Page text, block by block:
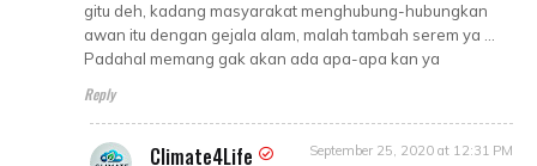
gitu deh, kadang masyarakat menghubung-hubungkan
awan itu dengan gejala alam, malah tambah serem ya ...
Padahal memang gak akan ada apa-apa kan ya
Reply
Climate4Life September 25, 2020 at 12:31 PM